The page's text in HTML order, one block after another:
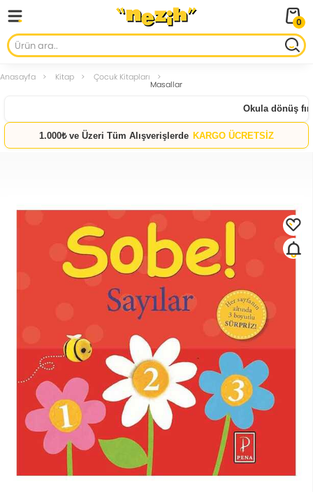
0
Anasayfa Kitap Çocuk Kitapları
Masallar
Okula dönüş
1.000₺ ve Üzeri Tüm Alışverişlerde KARGO ÜCRETSİZ